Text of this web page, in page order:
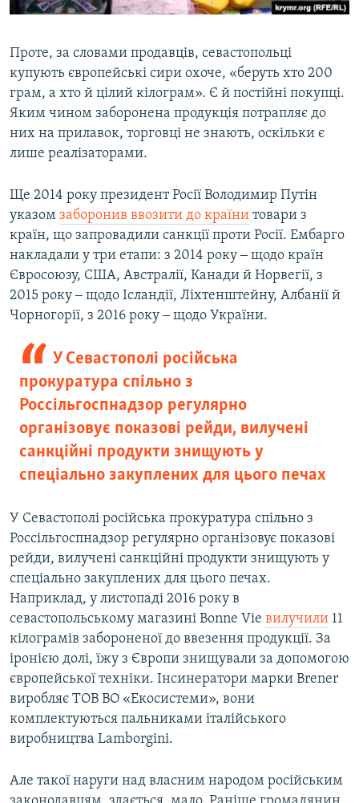
Проте, за словами продавців, севастопольці
купують європейські сири охоче, «беруть хто 200
грам, а хто й цілий кілограм». Є й постійні покупці.
Яким чином заборонена продукція потрапляє до
них на прилавок, торговці не знають, оскільки є
лише реалізаторами.
Ще 2014 року президент Росії Володимир Путін
указом заборонив ввозити до країни товари з
країн, що запровадили санкції проти Росії. Ембарго
накладали у три етапи: з 2014 року ‒ щодо країн
Євросоюзу, США, Австралії, Канади й Норвегії, з
2015 року ‒ щодо Ісландії, Ліхтенштейну, Албанії й
Чорногорії, з 2016 року ‒ щодо України.
У Севастополі російська
прокуратура спільно з
Россільгоспнадзор регулярно
організовує показові рейди, вилучені
санкційні продукти знищують у
спеціально закуплених для цього печах
У Севастополі російська прокуратура спільно з
Россільгоспнадзор регулярно організовує показові
рейди, вилучені санкційні продукти знищують у
спеціально закуплених для цього печах.
Наприклад, у листопаді 2016 року в
севастопольському магазині Bonne Vie вилучили 11
кілограмів забороненої до ввезення продукції. За
іронією долі, їжу з Європи знищували за допомогою
європейської техніки. Інсинератори марки Brener
виробляє ТОВ ВО «Екосистеми», вони
комплектуються пальниками італійського
виробництва Lamborgini.
Але такої наруги над власним народом російським